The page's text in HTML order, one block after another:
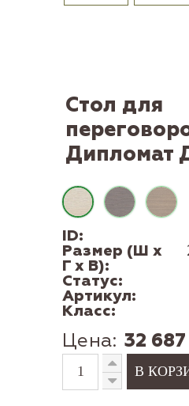
Стол для
Дипломат
ID:
Размер (Ш x
Г x В):
Статус:
Артикул:
Класс:
Цена: 32 687